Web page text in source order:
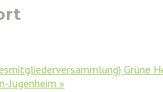
Grüne
Jugenheim »